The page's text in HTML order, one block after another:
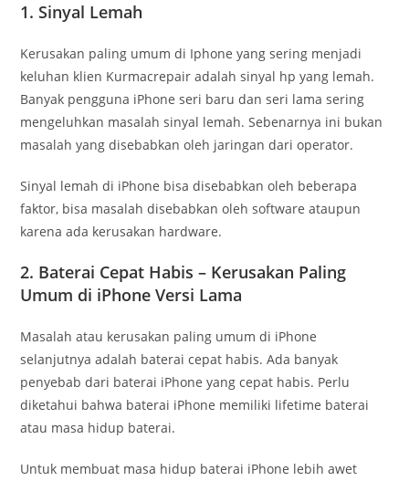
1. Sinyal Lemah
Kerusakan paling umum di Iphone yang sering menjadi
keluhan klien Kurmacrepair adalah sinyal hp yang lemah.
Banyak pengguna iPhone seri baru dan seri lama sering
mengeluhkan masalah sinyal lemah. Sebenarnya ini bukan
masalah yang disebabkan oleh jaringan dari operator.
Sinyal lemah di iPhone bisa disebabkan oleh beberapa
faktor, bisa masalah disebabkan oleh software ataupun
karena ada kerusakan hardware.
2. Baterai Cepat Habis – Kerusakan Paling
Umum di iPhone Versi Lama
Masalah atau kerusakan paling umum di iPhone
selanjutnya adalah baterai cepat habis. Ada banyak
penyebab dari baterai iPhone yang cepat habis. Perlu
diketahui bahwa baterai iPhone memiliki lifetime baterai
atau masa hidup baterai.
Untuk membuat masa hidup baterai iPhone lebih awet